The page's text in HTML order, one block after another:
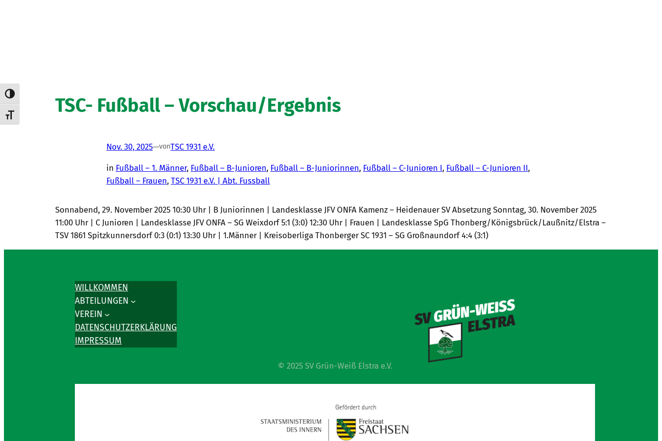
Umschalten auf hohe Kontraste
Schrift vergrößern
TSC- Fußball – Vorschau/Ergebnis
Nov. 30, 2025—vonTSC 1931 e.V.
in Fußball – 1. Männer, Fußball – B-Junioren, Fußball – B-Juniorinnen, Fußball – C-Junioren I, Fußball – C-Junioren II
Fußball – Frauen, TSC 1931 e.V. | Abt. Fussball
Sonnabend, 29. November 2025 10:30 Uhr | B Juniorinnen | Landesklasse JFV ONFA Kamenz – Heidenauer SV Absetzung Sonntag, 30. November 2025
11:00 Uhr | C Junioren | Landesklasse JFV ONFA – SG Weixdorf 5:1 (3:0) 12:30 Uhr | Frauen | Landesklasse SpG Thonberg/Königsbrück/Laußnitz/Elstra –
TSV 1861 Spitzkunnersdorf 0:3 (0:1) 13:30 Uhr | 1.Männer | Kreisoberliga Thonberger SC 1931 – SG Großnaundorf 4:4 (3:1)
WILLKOMMEN
ABTEILUNGEN
VEREIN
DATENSCHUTZERKLÄRUNG
IMPRESSUM
© 2025 SV Grün-Weiß Elstra e.V.